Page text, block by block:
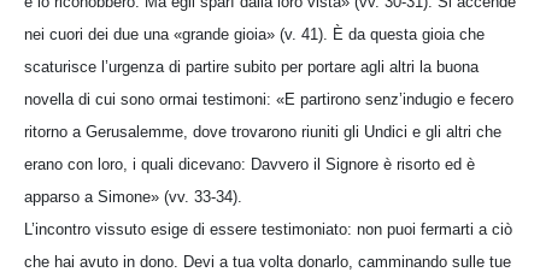
nei cuori dei due una «grande gioia» (v. 41). È da questa gioia che
scaturisce l’urgenza di partire subito per portare agli altri la buona
novella di cui sono ormai testimoni: «E partirono senz’indugio e fecero
ritorno a Gerusalemme, dove trovarono riuniti gli Undici e gli altri che
erano con loro, i quali dicevano: Davvero il Signore è risorto ed è
apparso a Simone» (vv. 33-34).
L’incontro vissuto esige di essere testimoniato: non puoi fermarti a ciò
che hai avuto in dono. Devi a tua volta donarlo, camminando sulle tue